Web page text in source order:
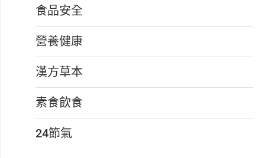
食品安全
營養健康
漢方草本
素食飲食
24節氣